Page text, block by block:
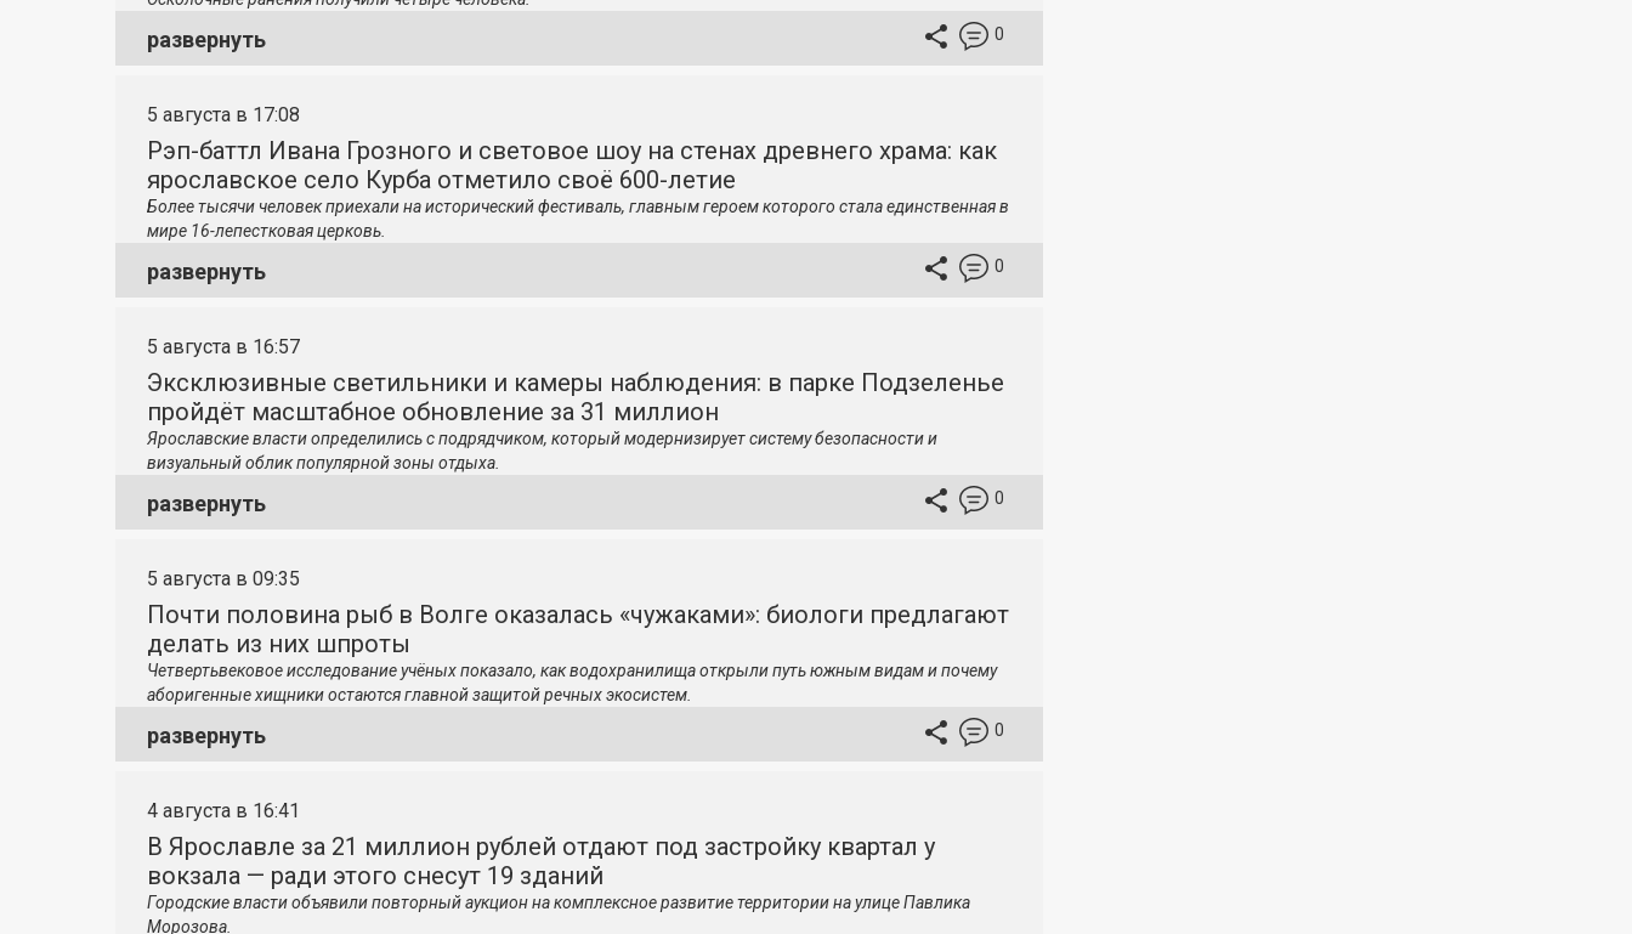
развернуть 0
5 августа в 17:08
Рэп-баттл Ивана Грозного и световое шоу на стенах древнего храма: как
ярославское село Курба отметило своё 600-летие
Более тысячи человек приехали на исторический фестиваль, главным героем которого стала единственная в
мире 16-лепестковая церковь.
развернуть 0
5 августа в 16:57
Эксклюзивные светильники и камеры наблюдения: в парке Подзеленье
пройдёт масштабное обновление за 31 миллион
Ярославские власти определились с подрядчиком, который модернизирует систему безопасности и
визуальный облик популярной зоны отдыха.
развернуть 0
5 августа в 09:35
Почти половина рыб в Волге оказалась «чужаками»: биологи предлагают
делать из них шпроты
Четвертьвековое исследование учёных показало, как водохранилища открыли путь южным видам и почему
аборигенные хищники остаются главной защитой речных экосистем.
развернуть 0
4 августа в 16:41
В Ярославле за 21 миллион рублей отдают под застройку квартал у
вокзала — ради этого снесут 19 зданий
Городские власти объявили повторный аукцион на комплексное развитие территории на улице Павлика
Морозова.